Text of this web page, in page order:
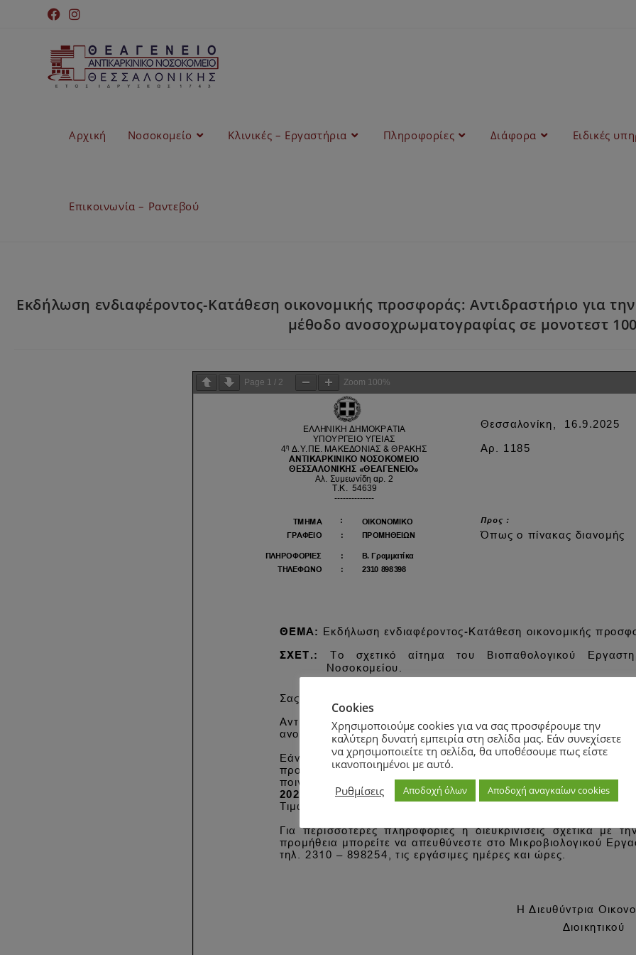
Αρχική Νοσοκομείο Κλινικές – Εργαστήρια Πληροφορίες Διάφορα Ειδικές
Επικοινωνία – Ραντεβού
Εκδήλωση ενδιαφέροντος-Κατάθεση οικονομικής προσφοράς: Αντιδραστήριο για
μέθοδο ανοσοχρωματογραφίας σε μονοτεστ
Page 1 / 2 Zoom 100%
Cookies
Χρησιμοποιούμε cookies για να σας προσφέρουμε την
καλύτερη δυνατή εμπειρία στη σελίδα μας. Εάν συνεχίσετε
να χρησιμοποιείτε τη σελίδα, θα υποθέσουμε πως είστε
ικανοποιημένοι με αυτό.
Ρυθμίσεις
Αποδοχή όλων Αποδοχή αναγκαίων cookies